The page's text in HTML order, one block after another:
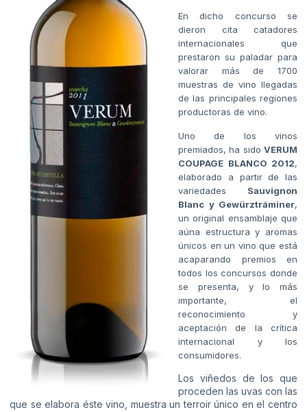
En dicho concurso se
dieron cita catadores
internacionales que
prestaron su paladar para
valorar más de 1700
muestras de vino llegadas
de las principales regiones
productoras de vino.
Uno de los vinos
premiados, ha sido VERUM
COUPAGE BLANCO 2012,
elaborado a partir de las
variedades Sauvignon
Blanc y Gewürztráminer,
un original ensamblaje que
aúna estructura y aromas
únicos en un vino que está
acaparando premios en
todos los concursos donde
se presenta, y lo más
importante, el
reconocimiento y
aceptación de la crítica
internacional y los
consumidores.
Los viñedos de los que
proceden las uvas con las
que se elabora éste vino, muestra un terroir único en el centro